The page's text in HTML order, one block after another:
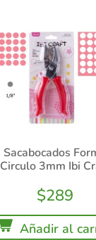
Sacabocados
Circulo 3mm Ibi
$289
Añadir al